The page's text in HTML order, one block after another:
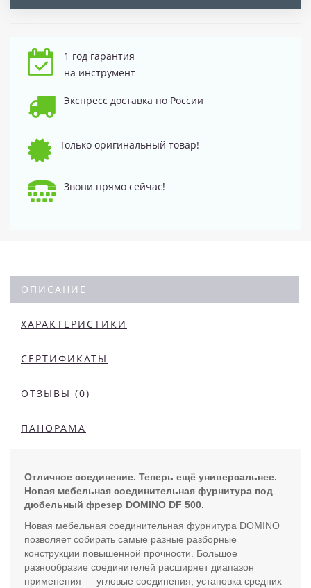
1 год гарантия
на инструмент
Экспресс доставка по России
Только оригинальный товар!
Звони прямо сейчас!
ОПИСАНИЕ
ХАРАКТЕРИСТИКИ
СЕРТИФИКАТЫ
ОТЗЫВЫ (0)
ПАНОРАМА
Отличное соединение. Теперь ещё универсальнее.
Новая мебельная соединительная фурнитура под
дюбельный фрезер DOMINO DF 500.
Новая мебельная соединительная фурнитура DOMINO
позволяет собирать самые разные разборные
конструкции повышенной прочности. Большое
разнообразие соединителей расширяет диапазон
применения — угловые соединения, установка средних